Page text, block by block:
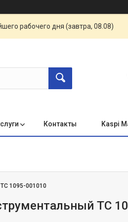
рабочего дня (завтра, 08.08)
Контакты Kaspi
ТС 1095-001010
ТС